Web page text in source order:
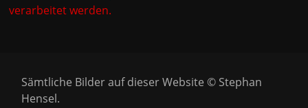
verarbeitet werden.
Sämtliche Bilder auf dieser Website © Stephan
Hensel.